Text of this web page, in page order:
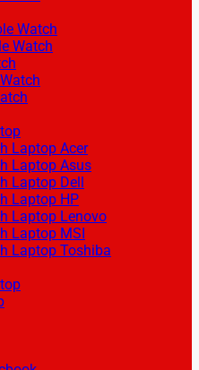
Watch
Watch
Laptop Acer
Laptop Asus
Laptop Dell
Laptop HP
Laptop Lenovo
Laptop MSI
Laptop Toshiba